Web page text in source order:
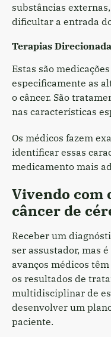
substâncias
dificultar a entrada
Terapias
Estas são
especificamente as
o câncer. São
nas características
Os médicos fazem
identificar essas
medicamento mais
Vivendo com
câncer de
Receber um
ser assustador, mas
avanços médicos
os resultados de
multidisciplinar de
desenvolver um
paciente.